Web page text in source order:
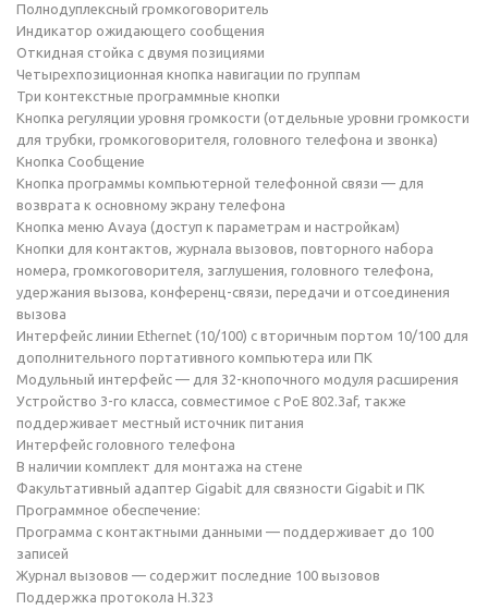
Полнодуплексный громкоговоритель
Индикатор ожидающего сообщения
Откидная стойка с двумя позициями
Четырехпозиционная кнопка навигации по группам
Три контекстные программные кнопки
Кнопка регуляции уровня громкости (отдельные уровни громкости
для трубки, громкоговорителя, головного телефона и звонка)
Кнопка Сообщение
Кнопка программы компьютерной телефонной связи — для
возврата к основному экрану телефона
Кнопка меню Avaya (доступ к параметрам и настройкам)
Кнопки для контактов, журнала вызовов, повторного набора
номера, громкоговорителя, заглушения, головного телефона,
удержания вызова, конференц-связи, передачи и отсоединения
вызова
Интерфейс линии Ethernet (10/100) с вторичным портом 10/100 для
дополнительного портативного компьютера или ПК
Модульный интерфейс — для 32-кнопочного модуля расширения
Устройство 3-го класса, совместимое с PoE 802.3af, также
поддерживает местный источник питания
Интерфейс головного телефона
В наличии комплект для монтажа на стене
Факультативный адаптер Gigabit для связности Gigabit и ПК
Программное обеспечение:
Программа с контактными данными — поддерживает до 100
записей
Журнал вызовов — содержит последние 100 вызовов
Поддержка протокола H.323